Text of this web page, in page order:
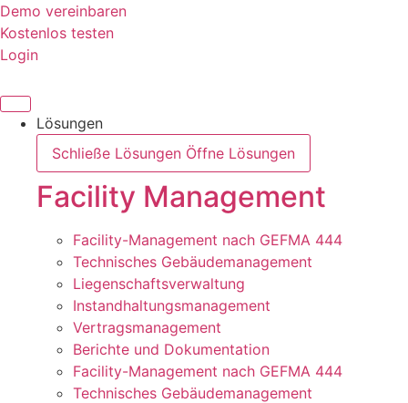
Zum
Inhalt
springen
Demo vereinbaren
Kostenlos testen
Login
Lösungen
Schließe Lösungen Öffne Lösungen
Facility Management
Facility-Management nach GEFMA 444
Technisches Gebäudemanagement
Liegenschaftsverwaltung
Instandhaltungsmanagement
Vertragsmanagement
Berichte und Dokumentation
Facility-Management nach GEFMA 444
Technisches Gebäudemanagement